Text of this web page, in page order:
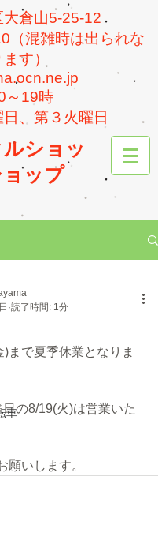
倉山5-25-12
（混雑時は出られな
す）
19時
、第３火曜日
ショッ
ョップ
車
読了時間: 1分
)まで夏季休業となりま
の8/19(火)は営業いた
願いします。